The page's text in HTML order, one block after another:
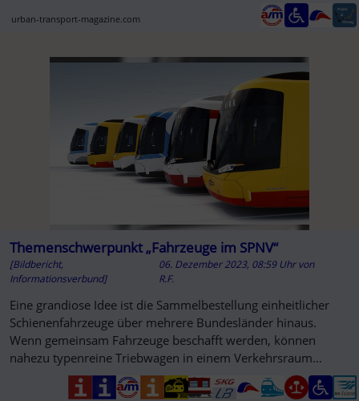
urban-transport-magazine.com
Themenschwerpunkt „Fahrzeuge im SPNV“
[Bildbericht,
Informationsverbund]
06. Dezember 2023, 08:59 Uhr von
R.F.
Eine grandiose Idee ist die Sammelbestellung einheitlicher
Schienenfahrzeuge über mehrere Bundesländer hinaus.
Wenn gemeinsam Fahrzeuge beschafft werden, können
nahezu typenreine Triebwagen in einem Verkehrsraum
flexibel eingesetzt werden.